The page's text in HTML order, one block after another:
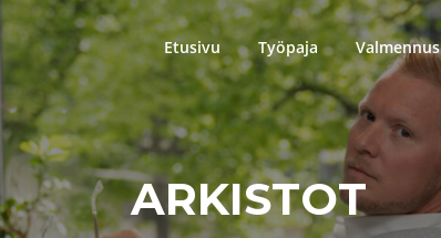
Etusivu Työpaja Valmennus
ARKISTOT